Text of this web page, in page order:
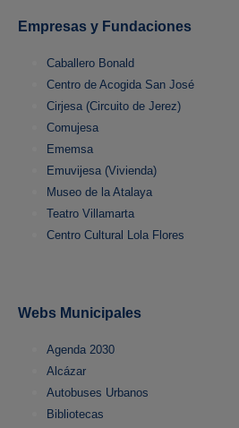
Empresas y Fundaciones
Caballero Bonald
Centro de Acogida San José
Cirjesa (Circuito de Jerez)
Comujesa
Ememsa
Emuvijesa (Vivienda)
Museo de la Atalaya
Teatro Villamarta
Centro Cultural Lola Flores
Webs Municipales
Agenda 2030
Alcázar
Autobuses Urbanos
Bibliotecas